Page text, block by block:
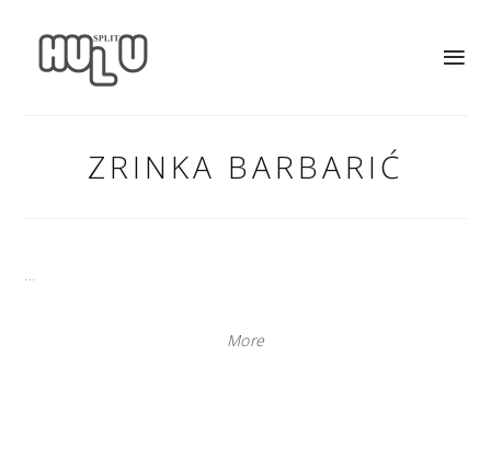
ZRINKA BARBARIĆ
...
More